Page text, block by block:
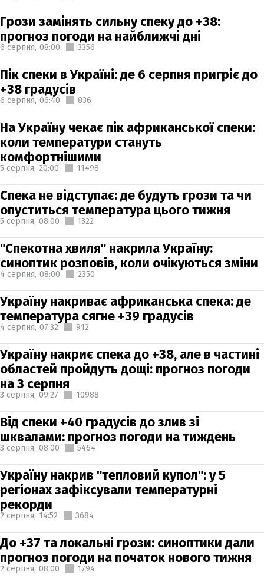
Грози замінять сильну спеку до +38:
прогноз погоди на найближчі дні
6 серпня, 08:00 3356
Пік спеки в Україні: де 6 серпня пригріє до
+38 градусів
6 серпня, 06:40 836
На Україну чекає пік африканської спеки:
коли температури стануть
комфортнішими
5 серпня, 20:00 11498
Спека не відступає: де будуть грози та чи
опуститься температура цього тижня
5 серпня, 08:00 1322
"Спекотна хвиля" накрила Україну:
синоптик розповів, коли очікуються зміни
4 серпня, 08:00 2350
Україну накриває африканська спека: де
температура сягне +39 градусів
4 серпня, 07:32 912
Україну накриє спека до +38, але в частині
областей пройдуть дощі: прогноз погоди
на 3 серпня
3 серпня, 09:27 10988
Від спеки +40 градусів до злив зі
шквалами: прогноз погоди на тиждень
3 серпня, 08:00 5464
Україну накрив "тепловий купол": у 5
регіонах зафіксували температурні
рекорди
2 серпня, 14:52 3684
До +37 та локальні грози: синоптики дали
прогноз погоди на початок нового тижня
2 серпня, 08:00 1794